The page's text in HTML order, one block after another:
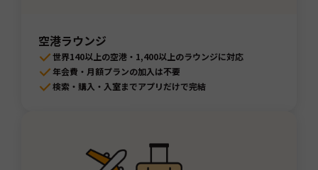
空港ラウンジ
世界140以上の空港・1,400以上のラウンジに対応
年会費・月額プランの加入は不要
検索・購入・入室までアプリだけで完結